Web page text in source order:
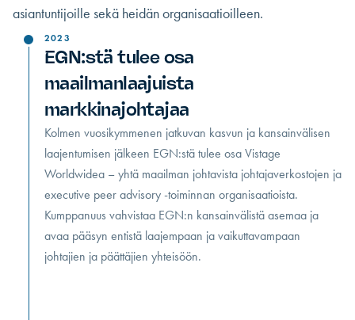
asiantuntijoille sekä heidän organisaatioilleen.
2023
EGN:stä tulee osa
maailmanlaajuista
markkinajohtajaa
Kolmen vuosikymmenen jatkuvan kasvun ja kansainvälisen
laajentumisen jälkeen EGN:stä tulee osa Vistage
Worldwidea – yhtä maailman johtavista johtajaverkostojen ja
executive peer advisory -toiminnan organisaatioista.
Kumppanuus vahvistaa EGN:n kansainvälistä asemaa ja
avaa pääsyn entistä laajempaan ja vaikuttavampaan
johtajien ja päättäjien yhteisöön.